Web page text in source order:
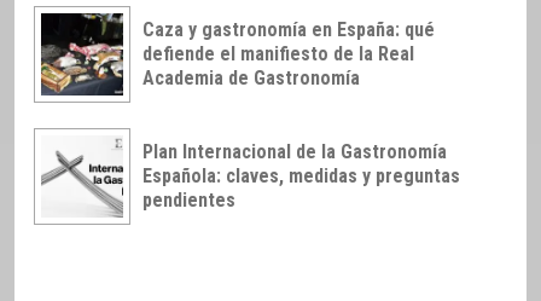
Caza y gastronomía en España: qué
defiende el manifiesto de la Real
Academia de Gastronomía
Plan Internacional de la Gastronomía
Española: claves, medidas y preguntas
pendientes